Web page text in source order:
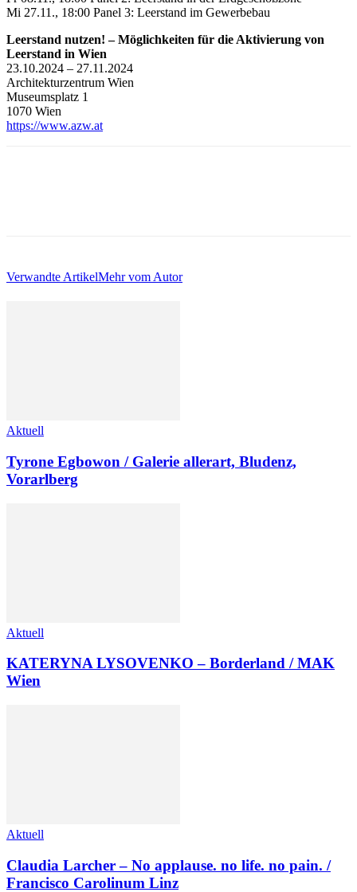
Mi 27.11., 18:00 Panel 3: Leerstand im Gewerbebau
Leerstand nutzen! – Möglichkeiten für die Aktivierung von
Leerstand in Wien
23.10.2024 – 27.11.2024
Architekturzentrum Wien
Museumsplatz 1
1070 Wien
https://www.azw.at
Verwandte ArtikelMehr vom Autor
Aktuell
Tyrone Egbowon / Galerie allerart, Bludenz,
Vorarlberg
Aktuell
KATERYNA LYSOVENKO – Borderland / MAK
Wien
Aktuell
Claudia Larcher – No applause. no life. no pain. /
Francisco Carolinum Linz